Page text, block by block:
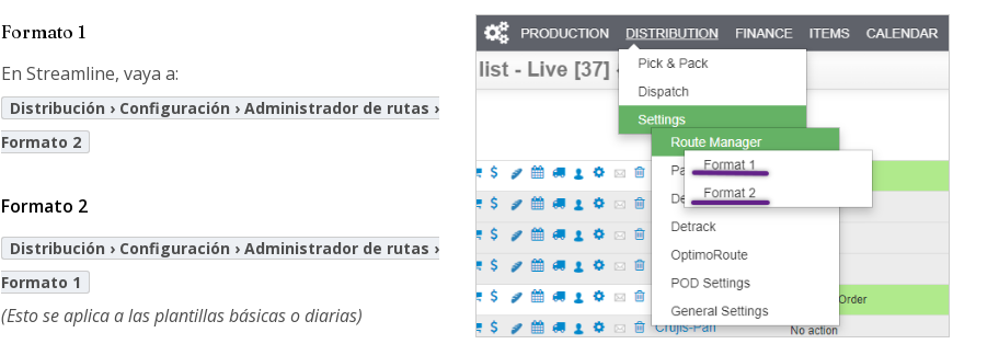
Formato 1
En Streamline, vaya a:
Distribución › Configuración › Administrador de rutas ›
Formato 2
Formato 2
Distribución › Configuración › Administrador de rutas ›
Formato 1
(Esto se aplica a las plantillas básicas o diarias)